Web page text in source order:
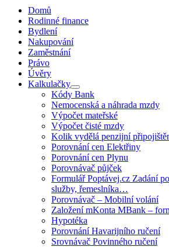
Domů
Rodinné finance
Bydlení
Nakupování
Zaměstnání
Právo
Úvěry
Kalkulačky
Kódy Bank
Nemocenská a náhrada mzdy
Výpočet mateřské
Výpočet čisté mzdy
Kolik vydělá penzijní
Porovnání cen Elektřiny
Porovnání cen Plynu
Porovnávač půjček
Formulář Poptávej.cz Zadání
služby, řemeslníka…
Porovnávač – Mobilní volání
Založení mKonta MBank –
Hypotéka
Porovnání Havarijního ručení
Srovnávač Povinného ručení